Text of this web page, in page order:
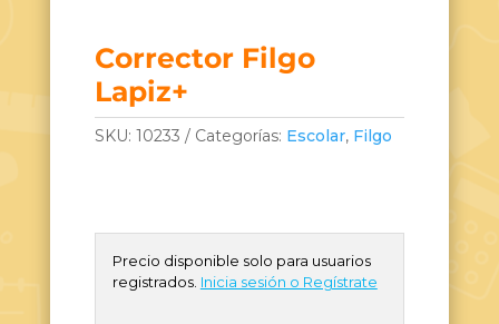
Corrector Filgo
Lapiz+
SKU: 10233 Categorías: Escolar, Filgo
Precio disponible solo para usuarios
registrados. Inicia sesión o Regístrate